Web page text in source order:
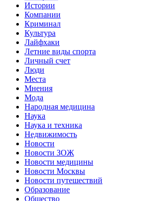
Истории
Компании
Криминал
Культура
Лайфхаки
Летние виды спорта
Личный счет
Люди
Места
Мнения
Мода
Народная медицина
Наука
Наука и техника
Недвижимость
Новости
Новости ЗОЖ
Новости медицины
Новости Москвы
Новости путешествий
Образование
Общество